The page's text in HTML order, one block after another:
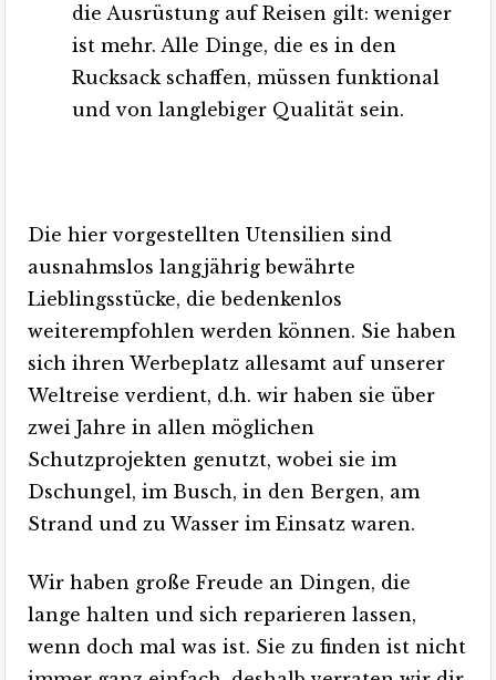
die Ausrüstung auf Reisen gilt: weniger
ist mehr. Alle Dinge, die es in den
Rucksack schaffen, müssen funktional
und von langlebiger Qualität sein.
Die hier vorgestellten Utensilien sind
ausnahmslos langjährig bewährte
Lieblingsstücke, die bedenkenlos
weiterempfohlen werden können. Sie haben
sich ihren Werbeplatz allesamt auf unserer
Weltreise verdient, d.h. wir haben sie über
zwei Jahre in allen möglichen
Schutzprojekten genutzt, wobei sie im
Dschungel, im Busch, in den Bergen, am
Strand und zu Wasser im Einsatz waren.
Wir haben große Freude an Dingen, die
lange halten und sich reparieren lassen,
wenn doch mal was ist. Sie zu finden ist nicht